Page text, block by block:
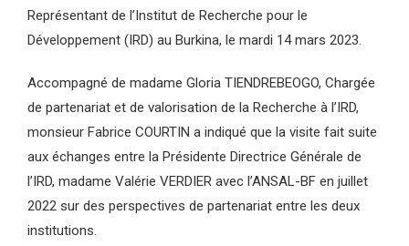
Représentant de l’Institut de Recherche pour le
Développement (IRD) au Burkina, le mardi 14 mars 2023.
Accompagné de madame Gloria TIENDREBEOGO, Chargée
de partenariat et de valorisation de la Recherche à l’IRD,
monsieur Fabrice COURTIN a indiqué que la visite fait suite
aux échanges entre la Présidente Directrice Générale de
l’IRD, madame Valérie VERDIER avec l’ANSAL-BF en juillet
2022 sur des perspectives de partenariat entre les deux
institutions.